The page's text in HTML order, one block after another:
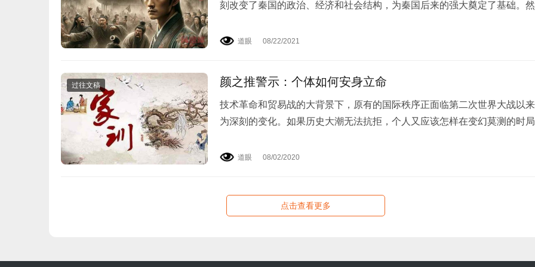
刻改变了秦国的政治、经济和社会结构，为秦国后来的强大奠定了基础。然
道眼 08/22/2021
过往文稿 颜之推警示：个体如何安身立命
技术革命和贸易战的大背景下，原有的国际秩序正面临第二次世界大战以
为深刻的变化。如果历史大潮无法抗拒，个人又应该怎样在变幻莫测的时
道眼 08/02/2020
点击查看更多